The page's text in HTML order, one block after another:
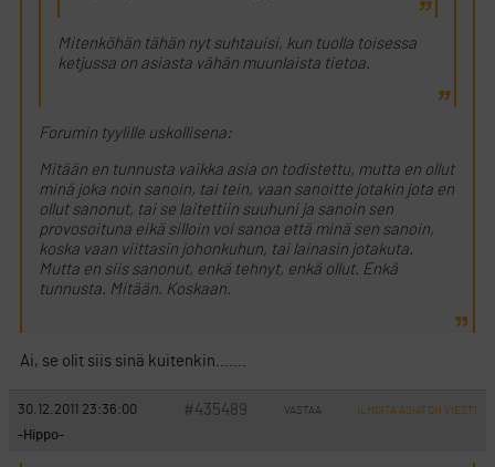
Mitenköhän tähän nyt suhtauisi, kun tuolla toisessa
ketjussa on asiasta vähän muunlaista tietoa.
Forumin tyylille uskollisena:
Mitään en tunnusta vaikka asia on todistettu, mutta en ollut
minä joka noin sanoin, tai tein, vaan sanoitte jotakin jota en
ollut sanonut, tai se laitettiin suuhuni ja sanoin sen
provosoituna eikä silloin voi sanoa että minä sen sanoin,
koska vaan viittasin johonkuhun, tai lainasin jotakuta.
Mutta en siis sanonut, enkä tehnyt, enkä ollut. Enkä
tunnusta. Mitään. Koskaan.
Ai, se olit siis sinä kuitenkin…….
30.12.2011 23:36:00 #435489 VASTAA ILMOITA ASIATON VIESTI
-Hippo-